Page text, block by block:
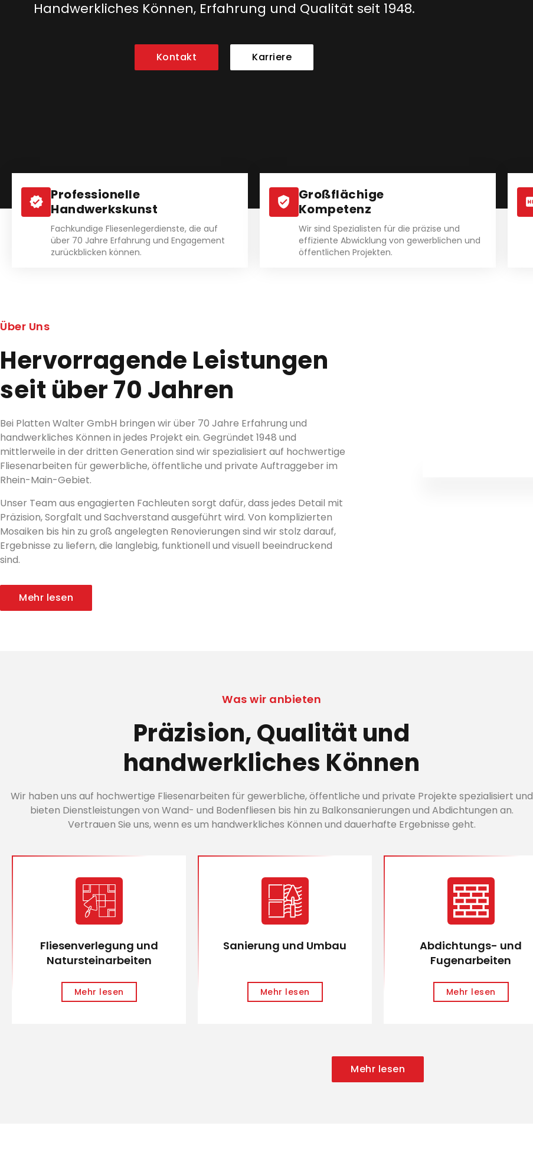
Handwerkliches Können, Erfahrung und Qualität seit 1948.
Kontakt Karriere
Professionelle
Handwerkskunst
Fachkundige Fliesenlegerdienste, die auf
über 70 Jahre Erfahrung und Engagement
zurückblicken können.
Großflächige
Kompetenz
Wir sind Spezialisten für die präzise und
effiziente Abwicklung von gewerblichen und
öffentlichen Projekten.
Über Uns
Hervorragende Leistungen
seit über 70 Jahren
Bei Platten Walter GmbH bringen wir über 70 Jahre Erfahrung und
handwerkliches Können in jedes Projekt ein. Gegründet 1948 und
mittlerweile in der dritten Generation sind wir spezialisiert auf hochwertige
Fliesenarbeiten für gewerbliche, öffentliche und private Auftraggeber im
Rhein-Main-Gebiet.
Unser Team aus engagierten Fachleuten sorgt dafür, dass jedes Detail mit
Präzision, Sorgfalt und Sachverstand ausgeführt wird. Von komplizierten
Mosaiken bis hin zu groß angelegten Renovierungen sind wir stolz darauf,
Ergebnisse zu liefern, die langlebig, funktionell und visuell beeindruckend
sind.
Mehr lesen
Was wir anbieten
Präzision, Qualität und
handwerkliches Können
Wir haben uns auf hochwertige Fliesenarbeiten für gewerbliche, öffentliche und private Projekte spezialisiert und
bieten Dienstleistungen von Wand- und Bodenfliesen bis hin zu Balkonsanierungen und Abdichtungen an.
Vertrauen Sie uns, wenn es um handwerkliches Können und dauerhafte Ergebnisse geht.
Fliesenverlegung und
Natursteinarbeiten
Mehr lesen
Sanierung und Umbau
Mehr lesen
Abdichtungs- und
Fugenarbeiten
Mehr lesen
Mehr lesen